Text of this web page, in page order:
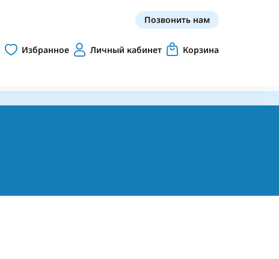
Позвонить нам
Избранное Личный кабинет Корзина